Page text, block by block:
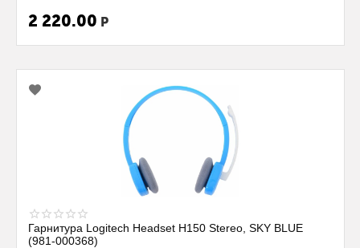
2 220.00 Р
Гарнитура Logitech Headset H150 Stereo, SKY BLUE
(981-000368)